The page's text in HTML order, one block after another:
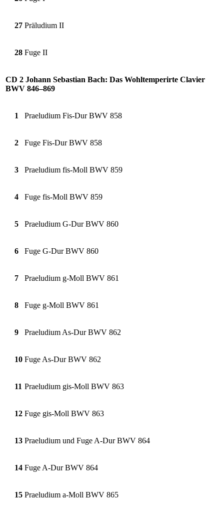
27 Präludium II
28 Fuge II
CD 2 Johann Sebastian Bach: Das Wohltemperirte Clavier
BWV 846–869
1 Praeludium Fis-Dur BWV 858
2 Fuge Fis-Dur BWV 858
3 Praeludium fis-Moll BWV 859
4 Fuge fis-Moll BWV 859
5 Praeludium G-Dur BWV 860
6 Fuge G-Dur BWV 860
7 Praeludium g-Moll BWV 861
8 Fuge g-Moll BWV 861
9 Praeludium As-Dur BWV 862
10 Fuge As-Dur BWV 862
11 Praeludium gis-Moll BWV 863
12 Fuge gis-Moll BWV 863
13 Praeludium und Fuge A-Dur BWV 864
14 Fuge A-Dur BWV 864
15 Praeludium a-Moll BWV 865